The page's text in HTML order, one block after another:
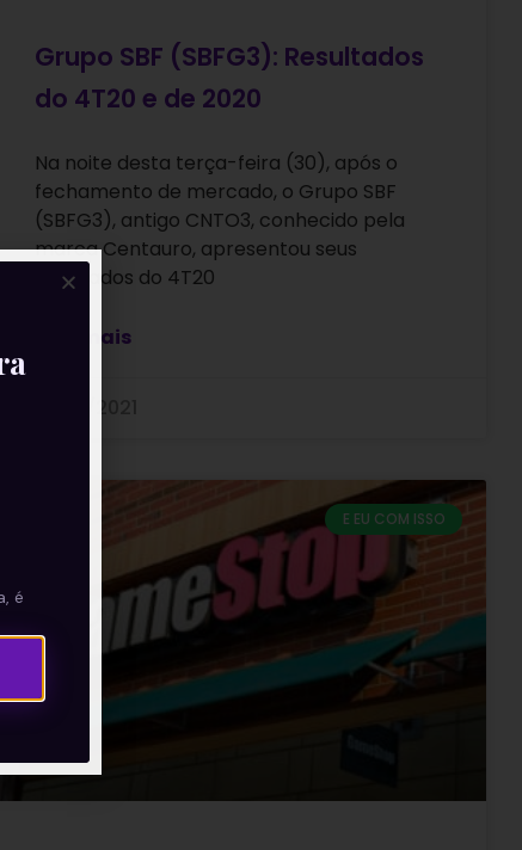
Grupo SBF (SBFG3): Resultados
do 4T20 e de 2020
Na noite desta terça-feira (30), após o
fechamento de mercado, o Grupo SBF
(SBFG3), antigo CNTO3, conhecido pela
marca Centauro, apresentou seus
resultados do 4T20
Leia mais
E EU COM ISSO
é